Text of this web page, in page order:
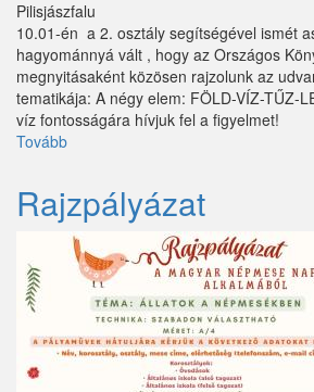
Pilisjászfalu
10.01-én a 2. osztály segítségével ismét
hagyománnyá vált , hogy az Országos
megnyitásaként közösen rajzolunk az
tematikája: A négy elem: FÖLD-VÍZ-TŰZ-
víz fontosságára hívjuk fel a figyelmet!
Tovább
Rajzpályázat